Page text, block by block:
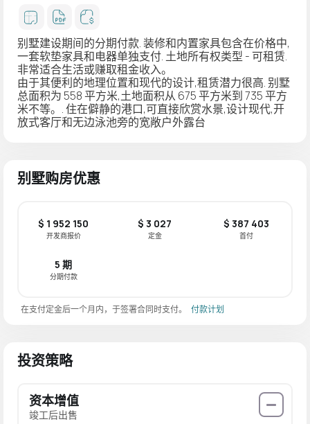
别墅建设期间的分期付款. 装修和内置家具包含在价格中,
一套软垫家具和电器单独支付. 土地所有权类型 - 可租赁.
非常适合生活或赚取租金收入。
由于其便利的地理位置和现代的设计,租赁潜力很高. 别墅
总面积为 558 平方米,土地面积从 675 平方米到 735 平方
米不等。. 住在僻静的港口,可直接欣赏水景,设计现代,开
放式客厅和无边泳池旁的宽敞户外露台
别墅购房优惠
$ 1 952 150
开发商报价
$ 3 027
定金
$ 387 403
首付
5 期
分期付款
在支付定金后一个月内，于签署合同时支付。 付款计划
投资策略
资本增值
竣工后出售